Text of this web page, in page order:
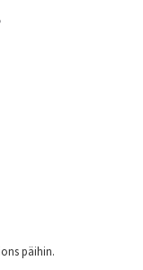
päihin.